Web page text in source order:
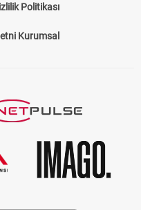
Politikası
Kurumsal